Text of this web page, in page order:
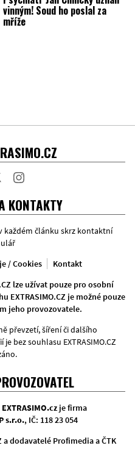
vinným! Soud ho poslal za
mříže
KONTAKTY
každém článku skrz kontaktní
/ Cookies
Kontakt
lze užívat pouze pro osobní
EXTRASIMO.CZ je možné pouze
jeho provozovatele.
převzetí, šíření či dalšího
bez souhlasu EXTRASIMO.CZ
EXTRASIMO.czje firma
s.r.o., IČ: 118 23 054
a dodavatelé Profimedia a ČTK